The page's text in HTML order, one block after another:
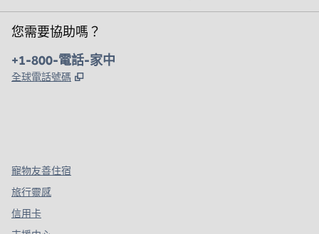
您需要協助嗎？
電話：
+1-800-電話-家中
全球電話號碼 ,
寵物友善住宿
旅行靈感
信用卡